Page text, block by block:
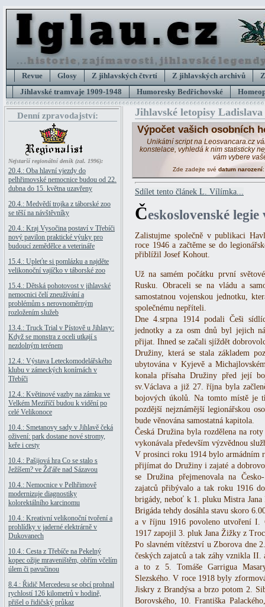
Revue Glosy Z jihlavských čtvrtí Z jihlavských archivů
Jihlavské tramvaje 1909-1948
Humoresky Bedřichovské
Denní zpravodajství:
Nejstarší regionální deník (zal. 1996):
20.4.: Oba hlavní vjezdy do
pelhřimovské nemocnice budou od 22.
dubna do 15. května uzavřeny
20.4.: Medvědí trojka z táborské zoo
se těší na návštěvníky
20.4.: Kraj Vysočina postaví v Třebíči
nový pavilon praktické výuky pro
budoucí zemědělce a veterináře
15.4.: Upleťte si pomlázku a najděte
velikonoční vajíčko v táborské zoo
15.4.: Dětská pohotovost v jihlavské
nemocnici čelí zneužívání a
problémům s nerovnoměrným
rozložením služeb
13.4.: Truck Trial v Pístově u Jihlavy:
Když se monstra z oceli utkají s
nezdolným terénem
12.4.: Výstava Leteckomodelářského
klubu v zámeckých konírnách v
Třebíči
12.4.: Květinové vazby na zámku ve
Velkém Meziříčí budou k vidění po
celé Velikonoce
10.4.: Smetanovy sady v Jihlavě čeká
oživení: park dostane nové stromy,
keře i cesty
10.4.: Pašijová hra Co se stalo s
Ježíšem? ve Žďáře nad Sázavou
10.4.: Nemocnice v Pelhřimově
modernizuje diagnostiky
kolorektálního karcinomu
10.4.: Kreativní velikonoční tvoření a
prohlídky v jaderné elektrárně v
Dukovanech
10.4.: Cesta z Třebíče na Pekelný
kopec ožije mraveništěm, obřím včelím
úlem či pavučinou
8.4.: Řidič Mercedesu se obcí prohnal
rychlostí 126 kilometrů v hodině,
přišel o řidičský průkaz
Jihlavské letopisy
Výpočet vašich osobních
Unikátní script na Leosvancara.cz
konstelace, vyhledá k nim statisticky
vám vybere
Zde zadejte své datum narození
Sdílet tento článek L. Vílímka...
Československé
Zalistujme společně v publikaci
roce 1946 a začtěme se do
přiblížil Josef Kohout.
Už na samém počátku první
Rusku. Obraceli se na vládu a
samostatnou vojenskou jednotku,
společnému nepříteli.
Dne 4.srpna 1914 podali Češi
jednotky a za osm dnů byl jejich
přijat. Ihned se začali sjíždět
Družiny, která se stala základem
ubytována v Kyjevě a
konala přísaha Družiny před její
sv.Václava a již 27. října byla
bojových úkolů. Na tomto místě je
pozdější nejznámější legionářskou
bude věnována samostatná kapitola.
Česká Družina byla rozdělena na
vykonávala především výzvědnou
V prosinci roku 1914 bylo armádním
přijímat do Družiny i zajaté a
se Družina přejmenovala na
zajatců přibývalo a tak roku 1916
brigády, neboť k 1. pluku Mistra
Brigáda tehdy dosáhla stavu skoro
a v říjnu 1916 povoleno utvoření I.
1917 zapojil 3. pluk Jana Žižky z
Po slavném vítězství u Zborova dne
českých zajatců a tak záhy vznikla
a to z 5. Tomáše Garrigua
Slezského. V roce 1918 byly
Jiskry z Brandýsa a brzo potom 2.
Borovského, 10. Františka